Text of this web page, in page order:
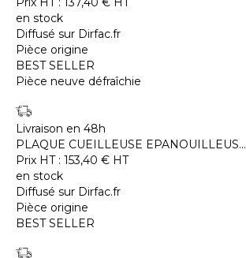
en stock
Diffusé sur Dirfac.fr
Pièce origine
BEST SELLER
Pièce neuve défraîchie
Livraison en 48h
PLAQUE CUEILLEUSE EPANOUILLEUS...
Prix HT : 153,40 € HT
en stock
Diffusé sur Dirfac.fr
Pièce origine
BEST SELLER